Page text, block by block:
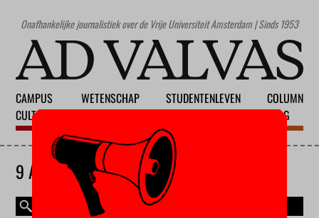
Onafhankelijke journalistiek over de Vrije Universiteit Amsterdam | Sinds 1953
CAMPUS
CULTUUR
WETENSCHAP
STUDENTENLEVEN
COLUMN
BLOG
9 AUGUSTUS 2026